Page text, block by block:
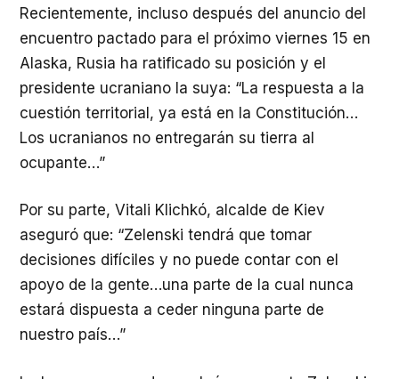
Recientemente, incluso después del anuncio del
encuentro pactado para el próximo viernes 15 en
Alaska, Rusia ha ratificado su posición y el
presidente ucraniano la suya: “La respuesta a la
cuestión territorial, ya está en la Constitución…
Los ucranianos no entregarán su tierra al
ocupante…”
Por su parte, Vitali Klichkó, alcalde de Kiev
aseguró que: “Zelenski tendrá que tomar
decisiones difíciles y no puede contar con el
apoyo de la gente…una parte de la cual nunca
estará dispuesta a ceder ninguna parte de
nuestro país…”